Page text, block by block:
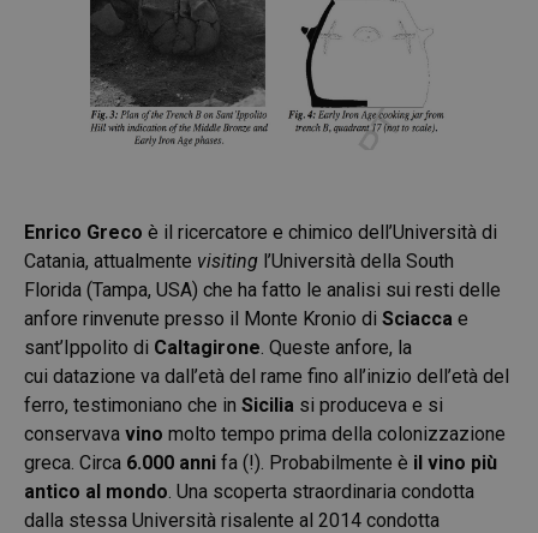
Enrico Greco è il ricercatore e chimico dell’Università di
Catania, attualmente visiting l’Università della South
Florida (Tampa, USA) che ha fatto le analisi sui resti delle
anfore rinvenute presso il Monte Kronio di Sciacca e
sant’Ippolito di Caltagirone. Queste anfore, la
cui datazione va dall’età del rame fino all’inizio dell’età del
ferro, testimoniano che in Sicilia si produceva e si
conservava vino molto tempo prima della colonizzazione
greca. Circa 6.000 anni fa (!). Probabilmente è il vino più
antico al mondo. Una scoperta straordinaria condotta
dalla stessa Università risalente al 2014 condotta